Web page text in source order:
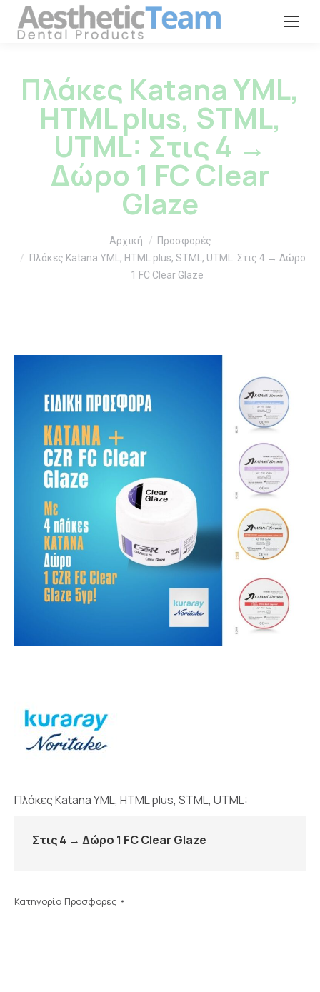
Πλάκες Katana YML,
HTML plus, STML,
UTML: Στις 4 →
Δώρο 1 FC Clear
Glaze
Αρχική
Προσφορές
Πλάκες Katana YML, HTML plus, STML, UTML: Στις 4 → Δώρο
1 FC Clear Glaze
Πλάκες Katana YML, HTML plus, STML, UTML:
Στις 4 → Δώρο 1 FC Clear Glaze
Κατηγορία Προσφορές